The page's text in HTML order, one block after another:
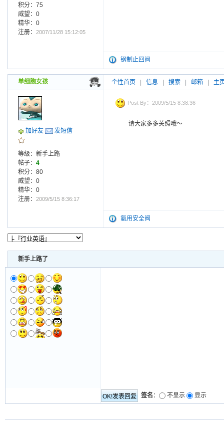
积分：75
威望：0
精华：0
注册： 2007/11/28 15:12:05
钢制止回阀
单细胞女孩 个性首页 信息 搜索 邮箱 主
加好友 发短信
等级：新手上路
帖子： 4
积分：80
威望：0
精华：0
注册： 2009/5/15 8:36:17
Post By：2009/5/15 8:38:36
请大家多多关照哦～
氨用安全阀
新手上路了
签名 ： 不显示 显示